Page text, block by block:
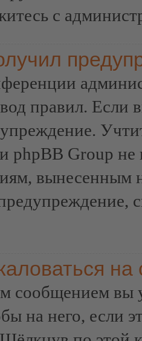
с
правил.
phpBB Group не
вынесенным
сообщением вы
на него, если